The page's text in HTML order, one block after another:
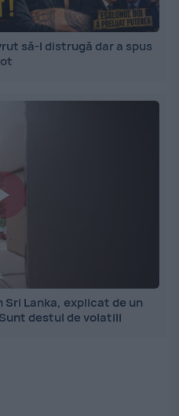
să-l distrugă dar a spus
Lanka, explicat de un
destul de volatili